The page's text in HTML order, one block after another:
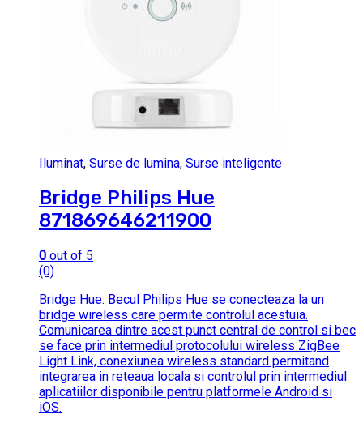
Iluminat, Surse de lumina, Surse inteligente
Bridge Philips Hue
871869646211900
0 out of 5
(0)
Bridge Hue. Becul Philips Hue se conecteaza la un
bridge wireless care permite controlul acestuia.
Comunicarea dintre acest punct central de control si bec
se face prin intermediul protocolului wireless ZigBee
Light Link, conexiunea wireless standard permitand
integrarea in reteaua locala si controlul prin intermediul
aplicatiilor disponibile pentru platformele Android si
iOS.